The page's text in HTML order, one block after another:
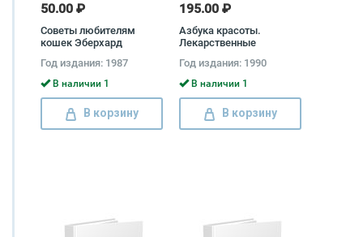
50.00 ₽
Советы любителям
кошек Эберхард
Фогель
Год издания: 1987
В наличии 1
В корзину
195.00 ₽
Азбука красоты.
Лекарственные
медицина. Современная
косметология Сергей
Чупин
Год издания: 1990
В наличии 1
В корзину